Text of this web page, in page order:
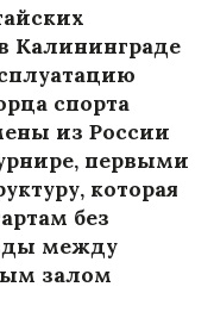
Калининграде
спорта
из России
первыми
которая
без
между
залом